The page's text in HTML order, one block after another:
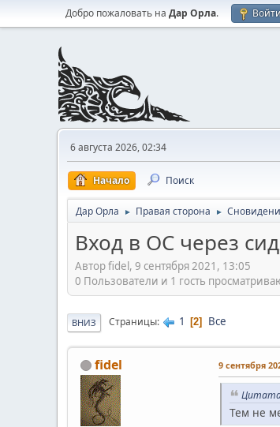
Добро пожаловать на Дар Орла.
6 августа 2026, 02:34
Начало Поиск
Дар Орла ► Правая сторона ►
Вход в ОС через
Автор fidel, 9 сентября 2021, 13:05
0 Пользователи и 1 гость
ВНИЗ Страницы 1 2 Все
fidel 9 сентября
Тем не